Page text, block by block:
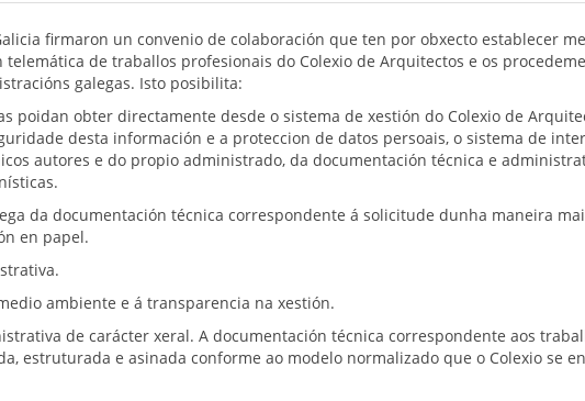
firmaron un convenio de colaboración que ten por obxecto establecer
de traballos profesionais do Colexio de Arquitectos e os
galegas. Isto posibilita:
poidan obter directamente desde o sistema de xestión do Colexio de
desta información e a proteccion de datos persoais, o sistema de
autores e do propio administrado, da documentación técnica e
da documentación técnica correspondente á solicitude dunha maneira
en papel.
ambiente e á transparencia na xestión.
de carácter xeral. A documentación técnica correspondente aos
estruturada e asinada conforme ao modelo normalizado que o Colexio se